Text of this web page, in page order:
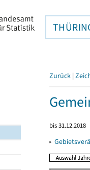
Zurück |
bis 31.12.2018
▸